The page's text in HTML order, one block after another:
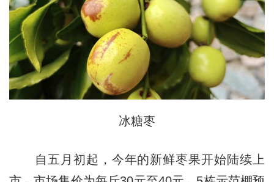
冰糖枣
自五月初起，今年的新鲜枣果开始陆续上